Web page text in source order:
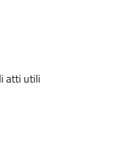
atti utili